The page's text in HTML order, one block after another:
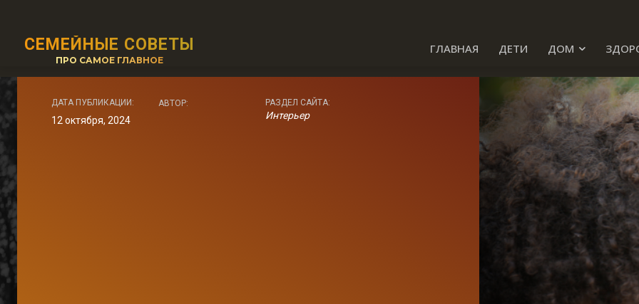
СЕМЕЙНЫЕ СОВЕТЫ
ПРО САМОЕ ГЛАВНОЕ
ГЛАВНАЯ ДЕТИ ДОМ
ДАТА ПУБЛИКАЦИИ:
12 октября, 2024
АВТОР: РАЗДЕЛ САЙТА:
Интерьер